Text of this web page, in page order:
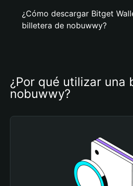
¿Cómo descargar Bitget
billetera de nobuwwy?
¿Por qué utilizar una
nobuwwy?